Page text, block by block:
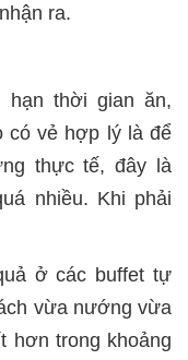
ra.
hạn thời gian ăn,
có vẻ hợp lý là để
thực tế, đây là
nhiều. Khi phải
ở các buffet tự
vừa nướng vừa
hơn trong khoảng